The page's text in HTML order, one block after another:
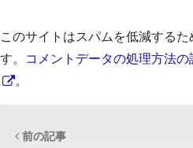
このサイトはスパムを低減する
す。
コメントデータの処理方法
。
前の記事